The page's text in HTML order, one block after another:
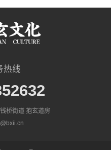
热线
桥街道 抱玄道房